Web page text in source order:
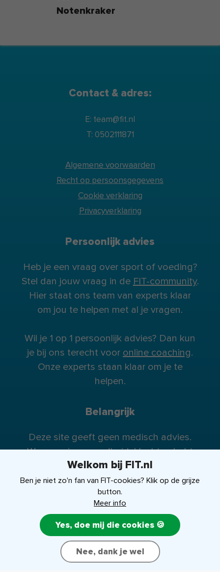
Contact & adres:
E: team@fit.nl
T: 0502111871
Algemene voorwaarden
Recht op persoonsgegevens
Cookie verklaring
Privacyverklaring
Persoonlijk advies
Heb je een vraag over sport of voeding?
Stel dan jouw vraag in de FIT-community.
Hier staat ons team van experts klaar
om jou te helpen met al je vragen.
Wil je 1 op 1 persoonlijk advies? Dan kun
je bij ons terecht voor online coaching.
Onze experts staan klaar om je te
helpen.
Belangrijk
Deze site geeft geen medisch advies.
Wanneer je gezondheidsklachten hebt
raden wij je te allen tijde aan contact op
te nemen met je huisarts (of eventueel
specialist).
FIT-shop Over ons
Welkom bij FIT.nl
Ben je niet zo'n fan van FIT-cookies? Klik op de grijze
button.
Meer info
Yes, doe mij die cookies 🍪
Nee, dank je wel